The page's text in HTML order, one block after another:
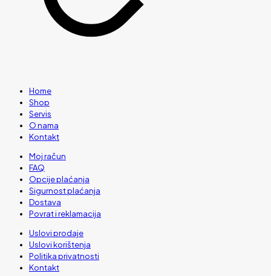
Home
Shop
Servis
O nama
Kontakt
Moj račun
FAQ
Opcije plaćanja
Sigurnost plaćanja
Dostava
Povrat i reklamacija
Uslovi prodaje
Uslovi korištenja
Politika privatnosti
Kontakt